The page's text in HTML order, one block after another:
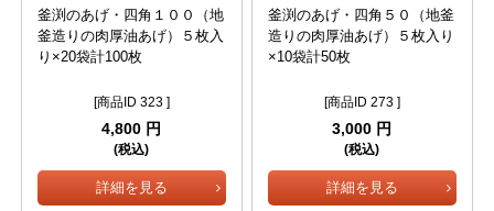
釜渕のあげ・四角１００（地
釜造りの肉厚油あげ）５枚入
り×20袋計100枚
[商品ID 323 ]
4,800 円
(税込)
詳細を見る
釜渕のあげ・四角５０（地釜
造りの肉厚油あげ）５枚入り
×10袋計50枚
[商品ID 273 ]
3,000 円
(税込)
詳細を見る